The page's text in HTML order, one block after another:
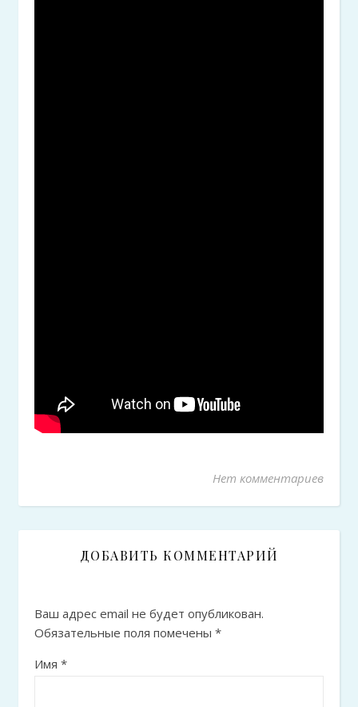
Нет комментариев
ДОБАВИТЬ КОММЕНТАРИЙ
Ваш адрес email не будет опубликован.
Обязательные поля помечены *
Имя *